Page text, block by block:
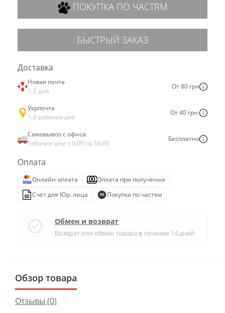
ПОКУПКА ПО ЧАСТЯМ
БЫСТРЫЙ ЗАКАЗ
Доставка
Новая почта
1-2 дня
От 80 грн
Укрпочта
1-3 рабочих дня
От 40 грн.
Самовывоз с офиса
Рабочие дни с 9:00 по 16:00
Бесплатно
Оплата
Онлайн оплата
Оплата при получении
Счет для Юр. лица
Покупка по частям
Обмен и возврат
Возврат или обмен товара в течение 14 дней
Обзор товара
Отзывы (0)